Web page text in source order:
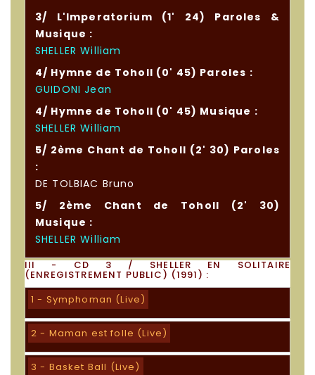
3/ L'Imperatorium (1' 24) Paroles &
Musique :
SHELLER William
4/ Hymne de Toholl (0' 45) Paroles :
GUIDONI Jean
4/ Hymne de Toholl (0' 45) Musique :
SHELLER William
5/ 2ème Chant de Toholl (2' 30) Paroles
:
DE TOLBIAC Bruno
5/ 2ème Chant de Toholl (2' 30)
Musique :
SHELLER William
III - CD 3 / SHELLER EN SOLITAIRE
(ENREGISTREMENT PUBLIC) (1991) :
1 - Symphoman (Live)
2 - Maman est folle (Live)
3 - Basket Ball (Live)